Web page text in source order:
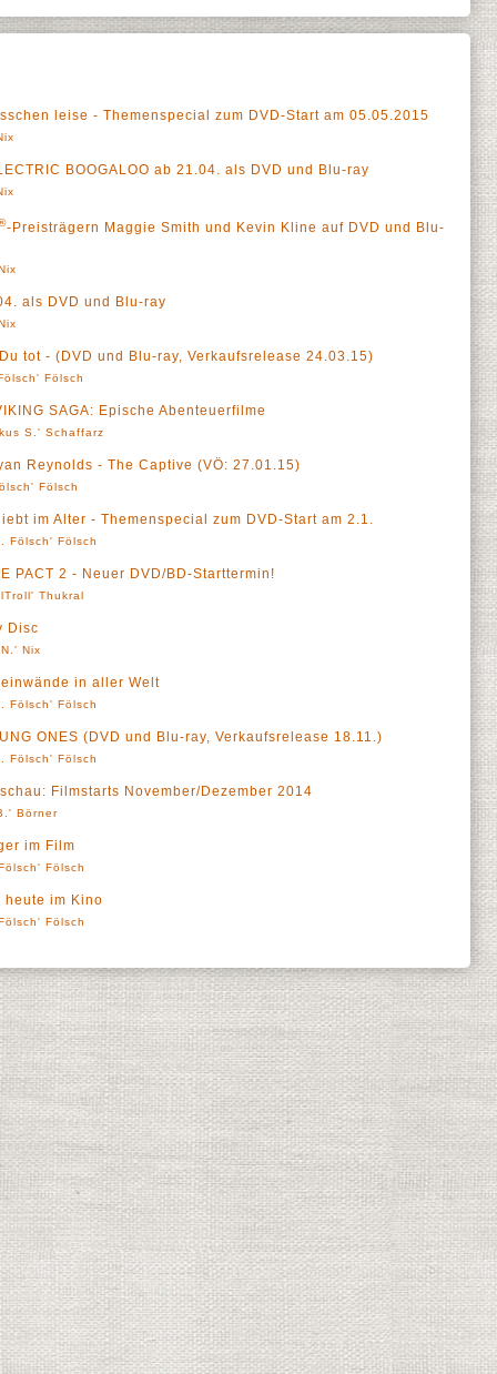
leise - Themenspecial zum DVD-Start am 05.05.2015
BOOGALOO ab 21.04. als DVD und Blu-ray
-Preisträgern Maggie Smith und Kevin Kline auf DVD und Blu-
als DVD und Blu-ray
tot - (DVD und Blu-ray, Verkaufsrelease 24.03.15)
Fölsch
SAGA: Epische Abenteuerfilme
S.' Schaffarz
Reynolds - The Captive (VÖ: 27.01.15)
Fölsch
im Alter - Themenspecial zum DVD-Start am 2.1.
Fölsch' Fölsch
PACT 2 - Neuer DVD/BD-Starttermin!
Thukral
Disc
Nix
in aller Welt
Fölsch' Fölsch
ONES (DVD und Blu-ray, Verkaufsrelease 18.11.)
Fölsch' Fölsch
Filmstarts November/Dezember 2014
Börner
im Film
Fölsch
heute im Kino
Fölsch